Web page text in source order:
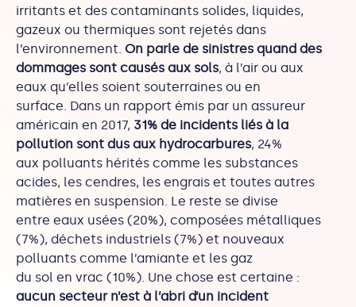
irritants et des contaminants solides, liquides,
gazeux ou thermiques sont rejetés dans
l’environnement. On parle de sinistres quand des
dommages sont causés aux sols, à l’air ou aux
eaux qu’elles soient souterraines ou en
surface. Dans un rapport émis par un assureur
américain en 2017, 31% de incidents liés à la
pollution sont dus aux hydrocarbures, 24%
aux polluants hérités comme les substances
acides, les cendres, les engrais et toutes autres
matières en suspension. Le reste se divise
entre eaux usées (20%), composées métalliques
(7%), déchets industriels (7%) et nouveaux
polluants comme l’amiante et les gaz
du sol en vrac (10%). Une chose est certaine :
aucun secteur n’est à l’abri d’un incident